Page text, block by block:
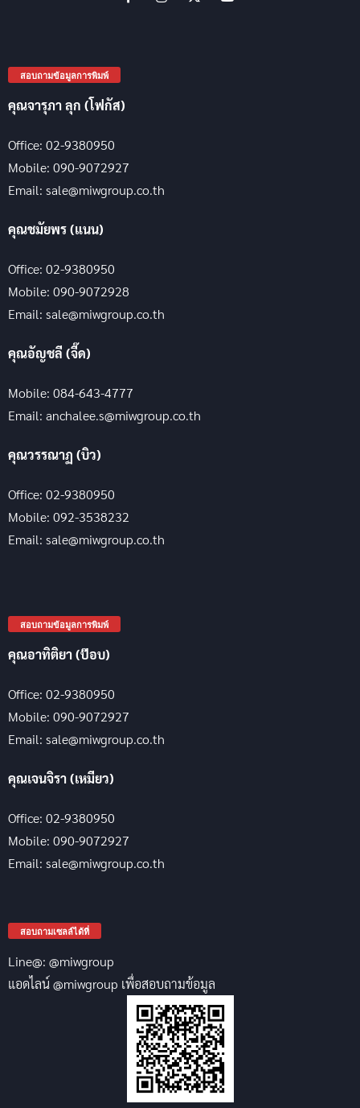
สอบถามข้อมูลการพิมพ์
คุณจารุภา ลุก (โฟกัส)
Office: 02-9380950
Mobile: 090-9072927
Email: sale@miwgroup.co.th
คุณชมัยพร (แนน)
Office: 02-9380950
Mobile: 090-9072928
Email: sale@miwgroup.co.th
คุณอัญชลี (จี๊ด)
Mobile: 084-643-4777
Email: anchalee.s@miwgroup.co.th
คุณวรรณาฏ (บิว)
Office: 02-9380950
Mobile: 092-3538232
Email: sale@miwgroup.co.th
สอบถามข้อมูลการพิมพ์
คุณอาทิติยา (ป๊อบ)
Office: 02-9380950
Mobile: 090-9072927
Email: sale@miwgroup.co.th
คุณเจนจิรา (เหมียว)
Office: 02-9380950
Mobile: 090-9072927
Email: sale@miwgroup.co.th
สอบถามเซลล์ได้ที่
Line@: @miwgroup
แอดไลน์ @miwgroup เพื่อสอบถามข้อมูล